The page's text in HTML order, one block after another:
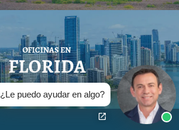
OFICINAS EN
FLORIDA
¿Le puedo ayudar en algo?